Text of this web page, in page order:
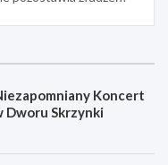
Koncert
Dworu Skrzynki